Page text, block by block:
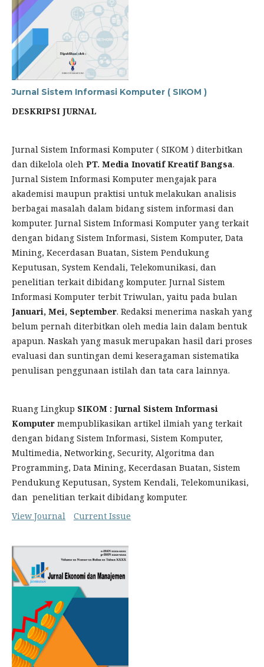
Jurnal Sistem Informasi Komputer ( SIKOM )
DESKRIPSI JURNAL
Jurnal Sistem Informasi Komputer ( SIKOM ) diterbitkan
dan dikelola oleh PT. Media Inovatif Kreatif Bangsa.
Jurnal Sistem Informasi Komputer mengajak para
akademisi maupun praktisi untuk melakukan analisis
berbagai masalah dalam bidang sistem informasi dan
komputer. Jurnal Sistem Informasi Komputer yang terkait
dengan bidang Sistem Informasi, Sistem Komputer, Data
Mining, Kecerdasan Buatan, Sistem Pendukung
Keputusan, System Kendali, Telekomunikasi, dan
penelitian terkait dibidang komputer. Jurnal Sistem
Informasi Komputer terbit Triwulan, yaitu pada bulan
Januari, Mei, September. Redaksi menerima naskah yang
belum pernah diterbitkan oleh media lain dalam bentuk
apapun. Naskah yang masuk merupakan hasil dari proses
evaluasi dan suntingan demi keseragaman sistematika
penulisan penggunaan istilah dan tata cara lainnya.
Ruang Lingkup SIKOM : Jurnal Sistem Informasi
Komputer mempublikasikan artikel ilmiah yang terkait
dengan bidang Sistem Informasi, Sistem Komputer,
Multimedia, Networking, Security, Algoritma dan
Programming, Data Mining, Kecerdasan Buatan, Sistem
Pendukung Keputusan, System Kendali, Telekomunikasi,
dan penelitian terkait dibidang komputer.
View Journal
Current Issue